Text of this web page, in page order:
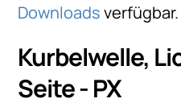
Downloadsverfügbar.
Kurbelwelle,
Seite - PX